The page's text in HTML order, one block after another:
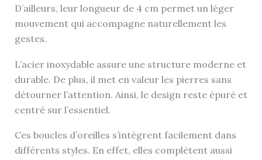
D’ailleurs, leur longueur de 4 cm permet un léger
mouvement qui accompagne naturellement les
gestes.
L’acier inoxydable assure une structure moderne et
durable. De plus, il met en valeur les pierres sans
détourner l’attention. Ainsi, le design reste épuré et
centré sur l’essentiel.
Ces boucles d’oreilles s’intègrent facilement dans
différents styles. En effet, elles complètent aussi